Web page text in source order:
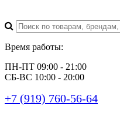
Время работы:
ПН-ПТ 09:00 - 21:00
СБ-ВС 10:00 - 20:00
+7 (919) 760-56-64